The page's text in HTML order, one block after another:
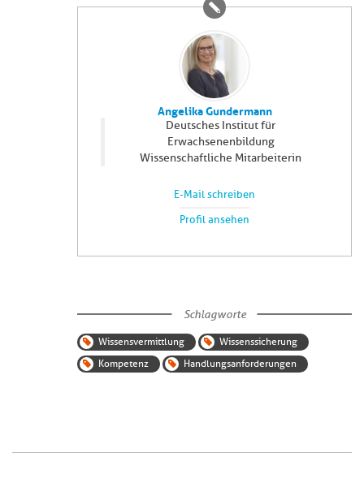
Angelika Gundermann
Deutsches Institut für
Erwachsenenbildung
Wissenschaftliche Mitarbeiterin
E-Mail schreiben
Profil ansehen
Schlagworte
Wissensvermittlung
Wissenssicherung
Kompetenz
Handlungsanforderungen